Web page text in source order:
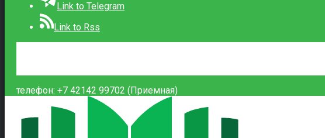
Link to Telegram
Link to Rss
телефон: +7 42142 99702 (Приемная)